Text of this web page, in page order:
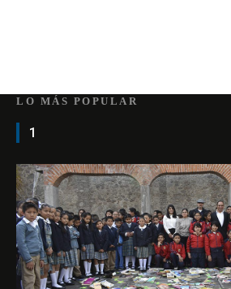
LO MÁS POPULAR
1